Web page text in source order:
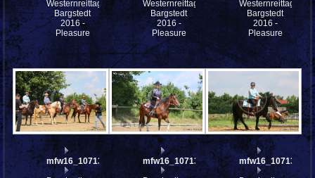
Westernreittage
Bargstedt
2016 -
Pleasure
Westernreittage
Bargstedt
2016 -
Pleasure
Westernreittage
Bargstedt
2016 -
Pleasure
mfw16_107136ww
mfw16_107135ww
mfw16_107134ww